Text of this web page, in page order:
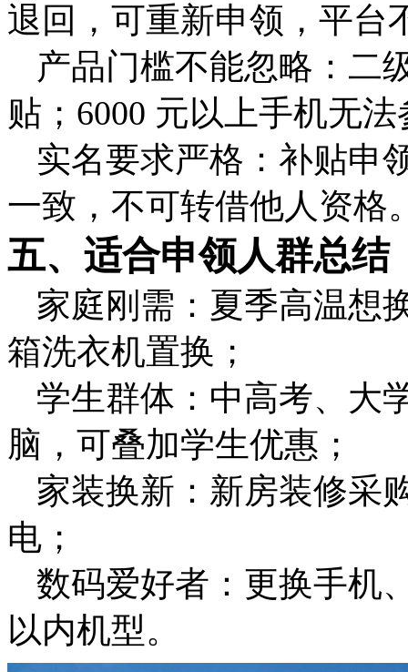
退回，可重新申领，平台
产品门槛不能忽略：二
贴；6000 元以上手机无
实名要求严格：补贴申
一致，不可转借他人资格
五、适合申领人群总结
家庭刚需：夏季高温想
箱洗衣机置换；
学生群体：中高考、大
脑，可叠加学生优惠；
家装换新：新房装修采
电；
数码爱好者：更换手机
以内机型。